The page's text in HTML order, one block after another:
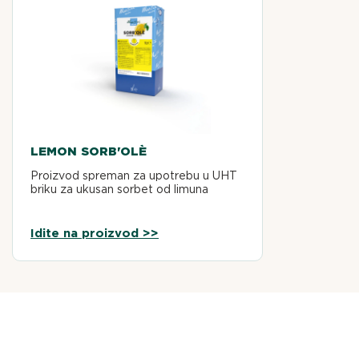
LEMON SORB'OLÈ
Proizvod spreman za upotrebu u UHT
briku za ukusan sorbet od limuna
Idite na proizvod >>